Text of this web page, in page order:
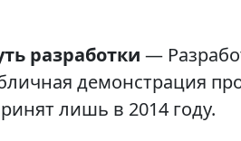
разработки —
демонстрация
лишь в 2014 году.